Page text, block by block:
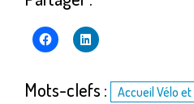
Mots-clefs : Accueil Vélo